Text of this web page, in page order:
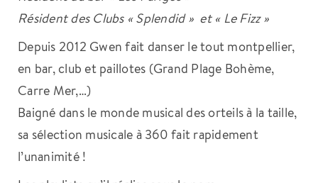
Résident des Clubs « Splendid » et « Le Fizz »
Depuis 2012 Gwen fait danser le tout montpellier,
en bar, club et paillotes (Grand Plage Bohème,
Carre Mer,…)
Baigné dans le monde musical des orteils à la taille,
sa sélection musicale à 360 fait rapidement
l’unanimité !